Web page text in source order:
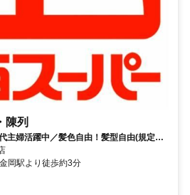
陳列
主婦活躍中／髪色自由！髪型自由(規定
岡駅より徒歩約3分